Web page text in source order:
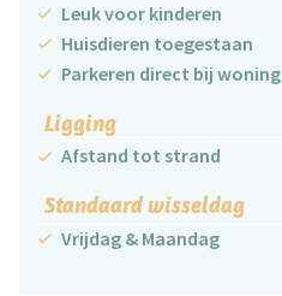
Leuk voor kinderen
Huisdieren toegestaan
Parkeren direct bij woning
Ligging
Afstand tot strand
Standaard wisseldag
Vrijdag & Maandag